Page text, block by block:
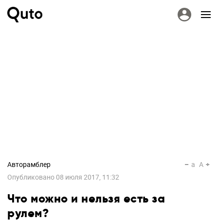
Авторамблер
Опубликовано 08 июля 2017, 11:32
a A
Что можно и нельзя есть за
рулем?